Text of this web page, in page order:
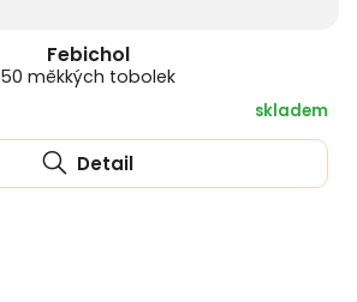
Febichol
50 měkkých tobolek
skladem
Detail